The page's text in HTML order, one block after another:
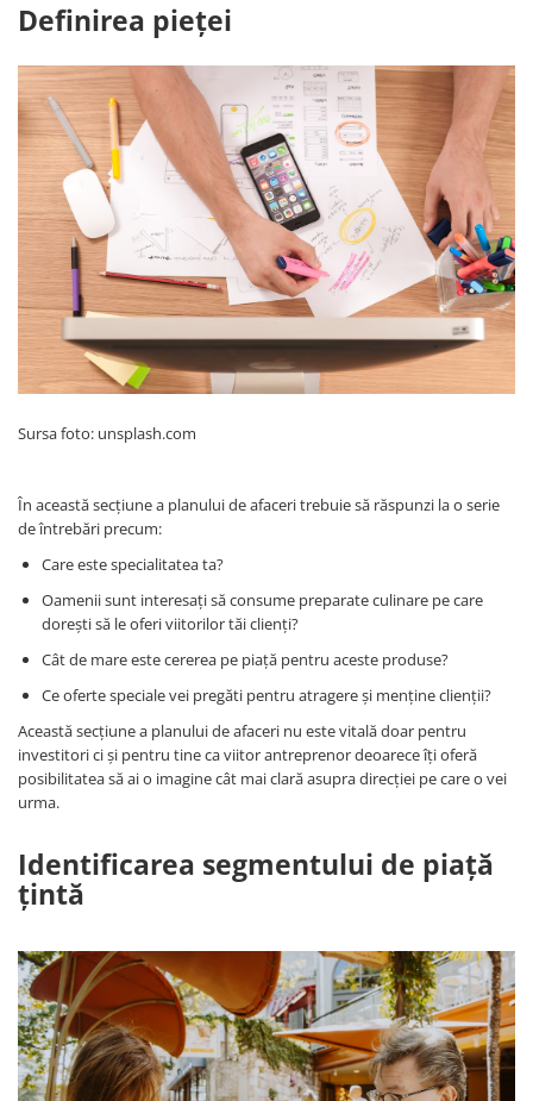
Definirea pieței
Sursa foto: unsplash.com
În această secțiune a planului de afaceri trebuie să răspunzi la o serie
de întrebări precum:
Care este specialitatea ta?
Oamenii sunt interesați să consume preparate culinare pe care
dorești să le oferi viitorilor tăi clienți?
Cât de mare este cererea pe piață pentru aceste produse?
Ce oferte speciale vei pregăti pentru atragere și menține clienții?
Această secțiune a planului de afaceri nu este vitală doar pentru
investitori ci și pentru tine ca viitor antreprenor deoarece îți oferă
posibilitatea să ai o imagine cât mai clară asupra direcției pe care o vei
urma.
Identificarea segmentului de piață
țintă